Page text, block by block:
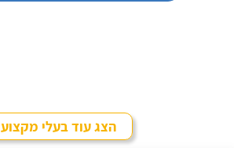
הצג עוד בעלי מקצוע